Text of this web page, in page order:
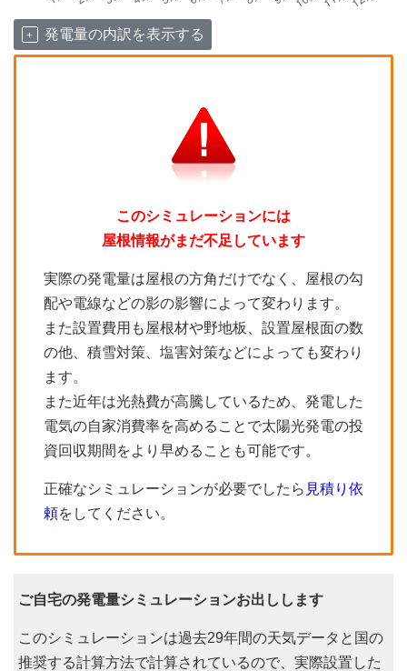
発電量の内訳を表示する
このシミュレーションには
屋根情報がまだ不足しています
実際の発電量は屋根の方角だけでなく、屋根の勾
配や電線などの影の影響によって変わります。
また設置費用も屋根材や野地板、設置屋根面の数
の他、積雪対策、塩害対策などによっても変わり
ます。
また近年は光熱費が高騰しているため、発電した
電気の自家消費率を高めることで太陽光発電の投
資回収期間をより早めることも可能です。
正確なシミュレーションが必要でしたら 見積り依
頼をしてください。
ご自宅の発電量シミュレーションお出しします
このシミュレーションは過去29年間の天気データと国の
推奨する計算方法で計算されているので、実際設置した